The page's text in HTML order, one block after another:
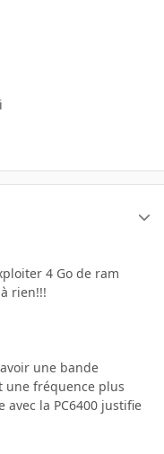
4 Go de ram
rien!!!
une bande
une fréquence plus
avec la PC6400 justifie